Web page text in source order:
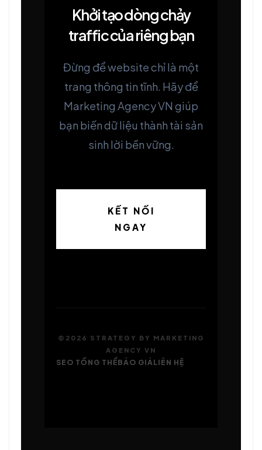
Khởi tạo dòng chảy
traffic của riêng bạn
Đừng để website chỉ là một
trang thông tin tĩnh. Hãy để
Marketing Agency VN giúp
bạn biến dữ liệu thành tài sản
sinh lời bền vững.
KẾT NỐI
NGAY
©2026 STRATEGY BY MARKETING
AGENCY VN
SEO TỔNG THỂBÁO GIÁLIÊN HỆ